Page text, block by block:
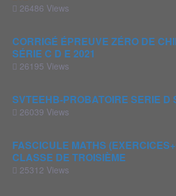
26486 Views
CORRIGÉ ÉPREUVE ZÉRO DE
SÉRIE C D E 2021
26195 Views
SVTEEHB-PROBATOIRE SERIE D
26039 Views
FASCICULE MATHS
CLASSE DE TROISIÈME
25312 Views